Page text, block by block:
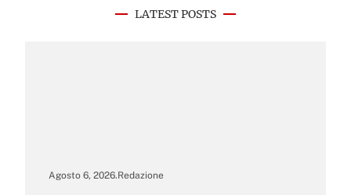
LATEST POSTS
Agosto 6, 2026.Redazione